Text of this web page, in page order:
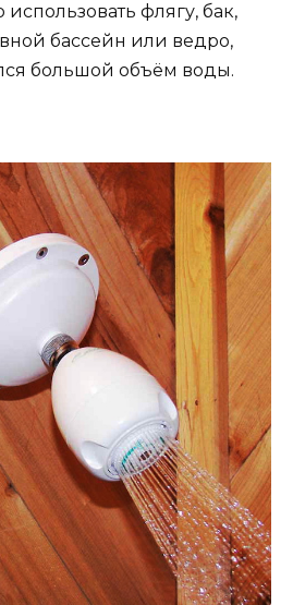
флягу, бак,
бассейн или ведро,
большой объём воды.